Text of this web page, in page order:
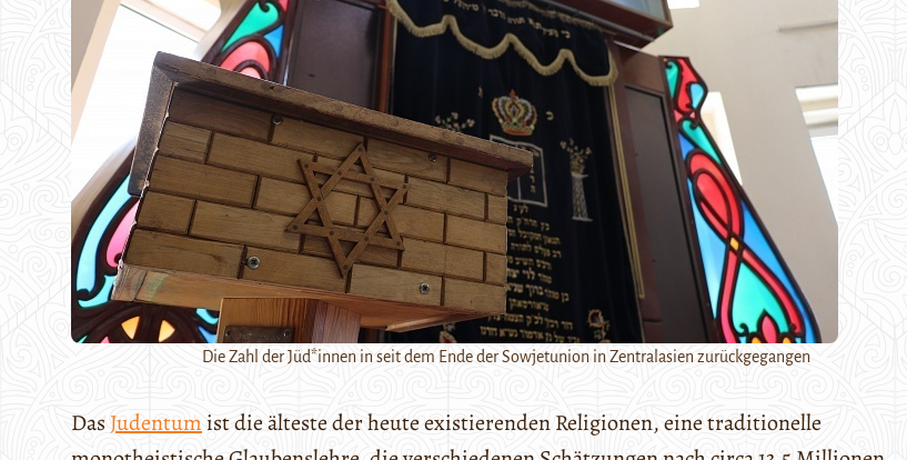
Die Zahl der Jüd*innen in seit dem Ende der Sowjetunion in Zentralasien zurückgegangen
Das Judentum ist die älteste der heute existierenden Religionen, eine traditionelle